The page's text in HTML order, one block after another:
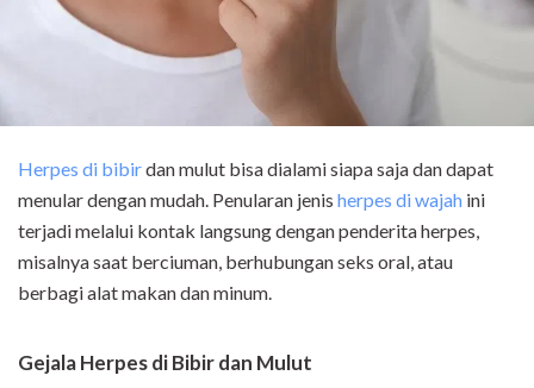
Herpes di bibirdan mulut bisa dialami siapa saja dan dapat
menular dengan mudah. Penularan jenis herpes di wajah ini
terjadi melalui kontak langsung dengan penderita herpes,
misalnya saat berciuman, berhubungan seks oral, atau
berbagi alat makan dan minum.
Gejala Herpes di Bibir dan Mulut